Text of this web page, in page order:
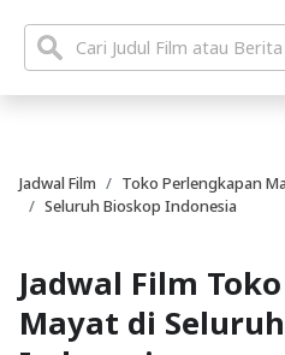
Jadwal Film
Toko Perlengkapan
Seluruh Bioskop Indonesia
Jadwal Film
Mayat di